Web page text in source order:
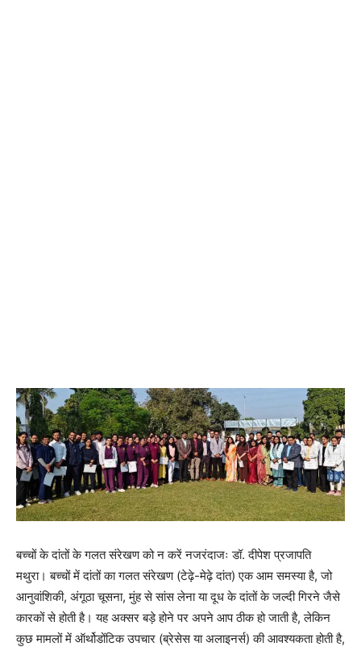
बच्चों के दांतों के गलत संरेखण को न करें नजरंदाजः डॉ. दीपेश प्रजापति
मथुरा। बच्चों में दांतों का गलत संरेखण (टेढ़े-मेढ़े दांत) एक आम समस्या है, जो
आनुवांशिकी, अंगूठा चूसना, मुंह से सांस लेना या दूध के दांतों के जल्दी गिरने जैसे
कारकों से होती है। यह अक्सर बड़े होने पर अपने आप ठीक हो जाती है, लेकिन
कुछ मामलों में ऑर्थोडोंटिक उपचार (ब्रेसेस या अलाइनर्स) की आवश्यकता होती है,